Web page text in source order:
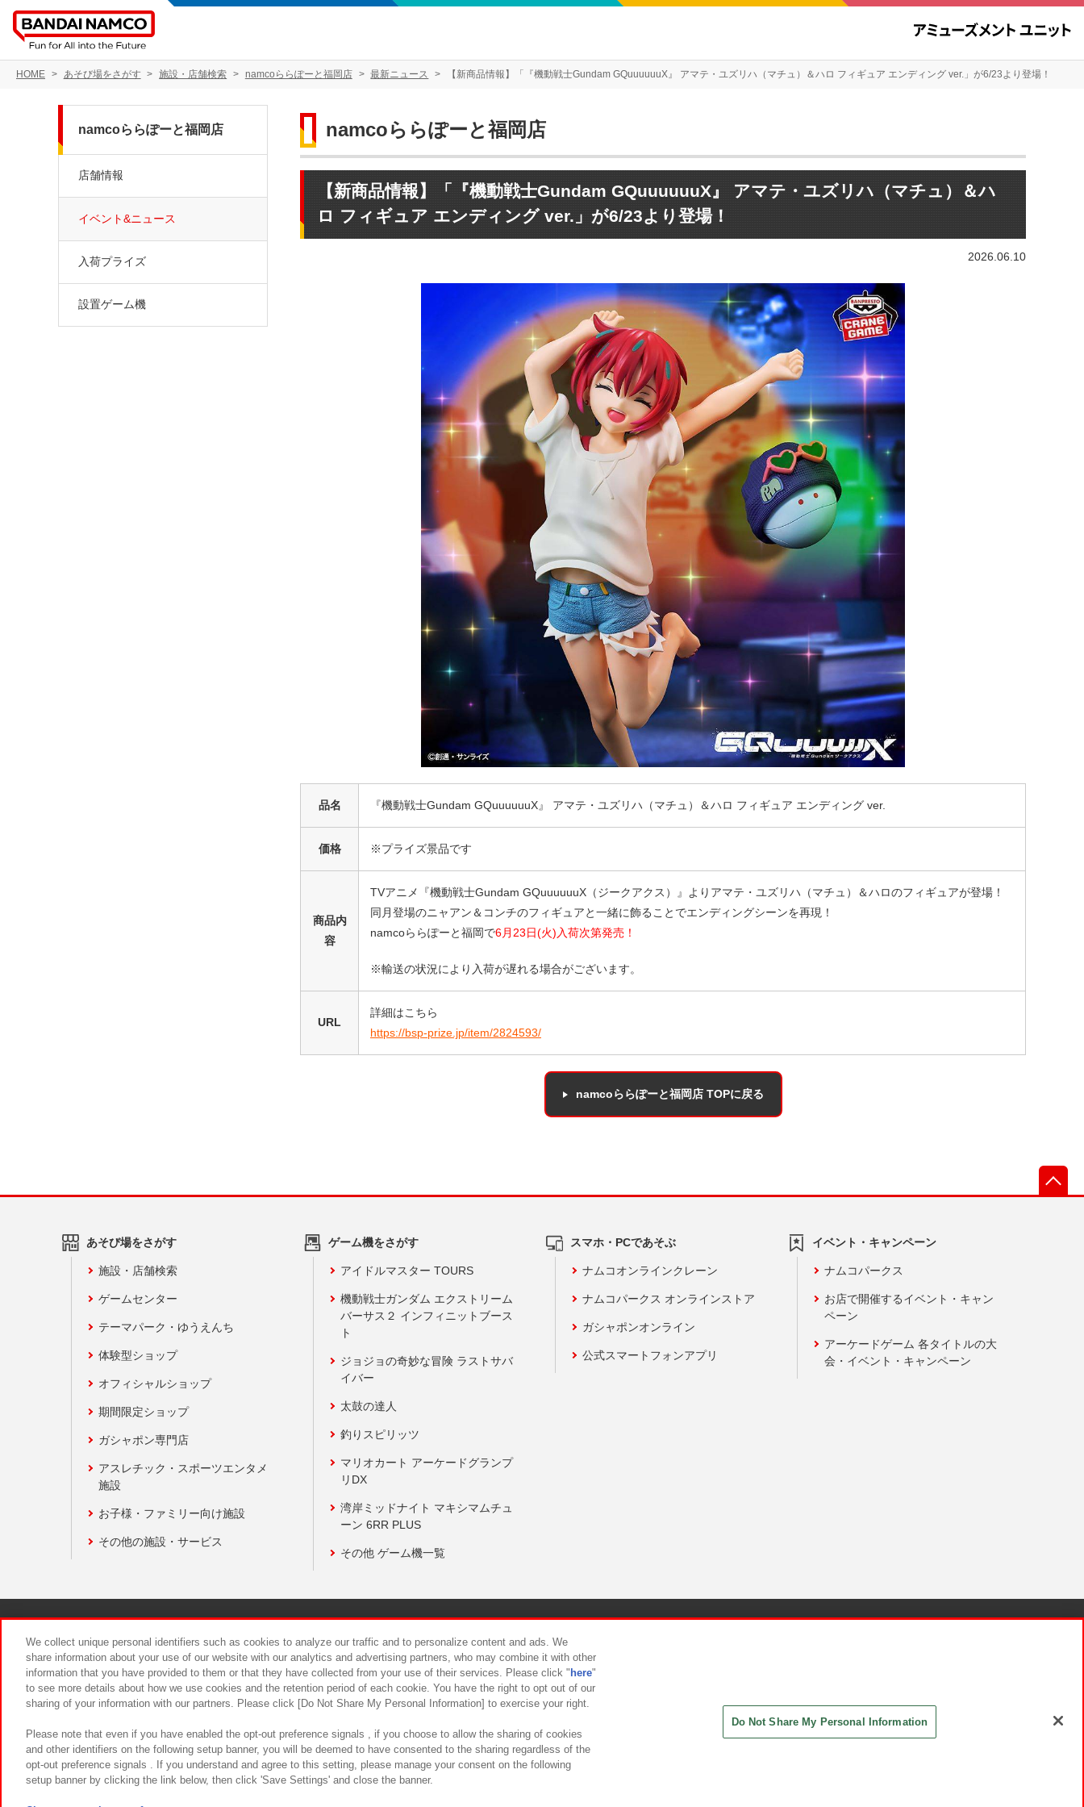
HOME あそび場をさがす 施設・店舗検索 namcoららぽーと福岡店 最新ニュース 【新商品情報】「『機動戦士Gundam GQuuuuuuX』 アマテ・ユズリハ（マチュ）＆ハロ フィギュア エンディング ver.」が6/23より登場！
namcoららぽーと福岡店
【新商品情報】「『機動戦士Gundam GQuuuuuuX』 アマテ・ユズリハ（マチュ）＆ハ
ロ フィギュア エンディング ver.」が6/23より登場！
2026.06.10
品名 『機動戦士Gundam GQuuuuuuX』 アマテ・ユズリハ（マチュ）＆ハロ フィギュア エンディング ver.
価格 ※プライズ景品です
商品内
容
TVアニメ『機動戦士Gundam GQuuuuuuX（ジークアクス）』よりアマテ・ユズリハ（マチュ）＆ハロのフィギュアが登場！
同月登場のニャアン＆コンチのフィギュアと一緒に飾ることでエンディングシーンを再現！
namcoららぽーと福岡で6月23日(火)入荷次第発売！
※輸送の状況により入荷が遅れる場合がございます。
URL
詳細はこちら
https://bsp-prize.jp/item/2824593/
namcoららぽーと福岡店 TOPに戻る
namcoららぽーと福岡店
店舗情報
イベント&ニュース
入荷プライズ
設置ゲーム機
あそび場をさがす
施設・店舗検索
ゲームセンター
テーマパーク・ゆうえんち
体験型ショップ
オフィシャルショップ
期間限定ショップ
ガシャポン専門店
アスレチック・スポーツエンタメ
施設
お子様・ファミリー向け施設
その他の施設・サービス
ゲーム機をさがす
アイドルマスター TOURS
機動戦士ガンダム エクストリーム
バーサス２ インフィニットブース
ト
ジョジョの奇妙な冒険 ラストサバ
イバー
太鼓の達人
釣りスピリッツ
マリオカート アーケードグランプ
リDX
湾岸ミッドナイト マキシマムチュ
ーン 6RR PLUS
その他 ゲーム機一覧
スマホ・PCであそぶ
ナムコオンラインクレーン
ナムコパークス オンラインストア
ガシャポンオンライン
公式スマートフォンアプリ
イベント・キャンペーン
ナムコパークス
お店で開催するイベント・キャン
ペーン
アーケードゲーム 各タイトルの大
会・イベント・キャンペーン
食品のご提供について カスタマーハラスメント対応方針
We collect unique personal identifiers such as cookies to analyze our traffic and to personalize content and ads. We
share information about your use of our website with our analytics and advertising partners, who may combine it with other
information that you have provided to them or that they have collected from your use of their services. Please click " here"
to see more details about how we use cookies and the retention period of each cookie. You have the right to opt out of our
sharing of your information with our partners. Please click [Do Not Share My Personal Information] to exercise your right.
Please note that even if you have enabled the opt-out preference signals , if you choose to allow the sharing of cookies
and other identifiers on the following setup banner, you will be deemed to have consented to the sharing regardless of the
opt-out preference signals . If you understand and agree to this setting, please manage your consent on the following
setup banner by clicking the link below, then click 'Save Settings' and close the banner.
Do Not Share My Personal Information